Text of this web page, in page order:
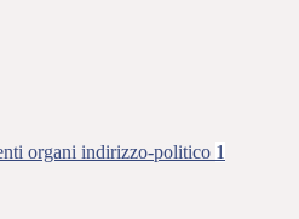
organi indirizzo-politico 1